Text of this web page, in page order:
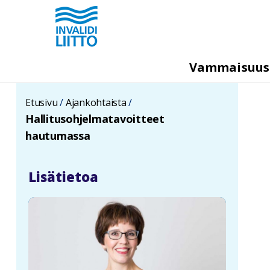
pääsisältöön
e
g
a
u
Vammaisuus
Etusivu Ajankohtaista
Hallitusohjelmatavoitteet
hautumassa
Lisätietoa